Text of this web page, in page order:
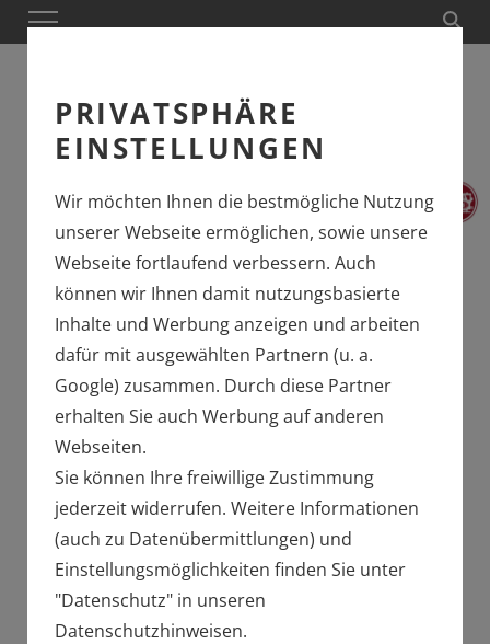
PRIVATSPHÄRE
EINSTELLUNGEN
Wir möchten Ihnen die bestmögliche Nutzung
unserer Webseite ermöglichen, sowie unsere
Webseite fortlaufend verbessern. Auch
können wir Ihnen damit nutzungsbasierte
Inhalte und Werbung anzeigen und arbeiten
dafür mit ausgewählten Partnern (u. a.
Google) zusammen. Durch diese Partner
erhalten Sie auch Werbung auf anderen
Webseiten.
Sie können Ihre freiwillige Zustimmung
jederzeit widerrufen. Weitere Informationen
(auch zu Datenübermittlungen) und
Einstellungsmöglichkeiten finden Sie unter
"Datenschutz" in unseren
Datenschutzhinweisen.
LGB Art. 26451
EINE RUMÄNIN IM
ERZGEBIRGE
DIE L45H 083 DER
FICHTELBERGBAHN